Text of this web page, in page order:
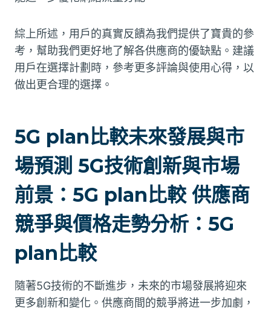
綜上所述，用戶的真實反饋為我們提供了寶貴的參
考，幫助我們更好地了解各供應商的優缺點。建議
用戶在選擇計劃時，參考更多評論與使用心得，以
做出更合理的選擇。
5G plan比較未來發展與市
場預測 5G技術創新與市場
前景：5G plan比較 供應商
競爭與價格走勢分析：5G
plan比較
隨著5G技術的不斷進步，未來的市場發展將迎來
更多創新和變化。供應商間的競爭將进一步加劇，